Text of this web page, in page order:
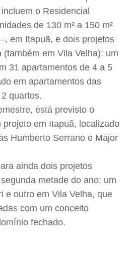
o Residencial
de 130 m² a 150 m²
em Itapuã, e dois projetos
(também em Vila Velha): um
31 apartamentos de 4 a 5
em apartamentos das
quartos.
está previsto o
projeto em Itapuã, localizado
Humberto Serrano e Major
ainda dois projetos
metade do ano: um
e outro em Vila Velha, que
com um conceito
fechado.